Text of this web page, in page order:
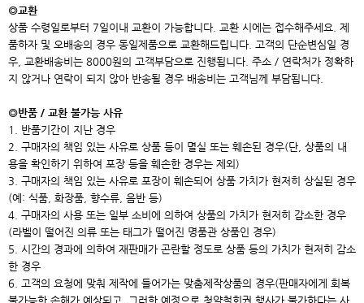
◎교환
상품 수령일로부터 7일이내 교환이 가능합니다. 교환 시에는 접수해주세요. 제
품하자 및 오배송의 경우 동일제품으로 교환해드립니다. 고객의 단순변심일 경
우, 교환배송비는 8000원의 고객부담으로 진행됩니다. 주소 / 연락처가 정확하
지 않거나 연락이 되지 않아 반송될 경우 배송비는 고객님께 부담됩니다.
◎반품 / 교환 불가능 사유
1. 반품기간이 지난 경우
2. 구매자의 책임 있는 사유로 상품 등이 멸실 또는 훼손된 경우(단, 상품의 내
용을 확인하기 위하여 포장 등을 훼손한 경우는 제외)
3. 구매자의 책임 있는 사유로 포장이 훼손되어 상품 가치가 현저히 상실된 경우
(예: 식품, 화장품, 향수류, 음반 등)
4. 구매자의 사용 또는 일부 소비에 의하여 상품의 가치가 현저히 감소한 경우
(라벨이 떨어진 의류 또는 태그가 떨어진 명품관 상품인 경우)
5. 시간의 경과에 의하여 재판매가 곤란할 정도로 상품 등의 가치가 현저히 감소
한 경우
6. 고객의 요청에 맞춰 제작에 들어가는 맞춤제작상품의 경우(판매자에게 회복
불가능한 손해가 예상되고, 그러한 예정으로 청약철회권 행사가 불가하다는 사